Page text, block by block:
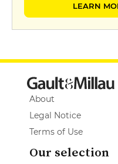
LEARN
About
Legal Notice
Terms of Use
Our selection